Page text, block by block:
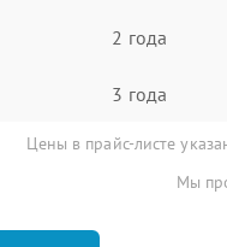
2 года
3 года
Цены в прайс-листе
Мы